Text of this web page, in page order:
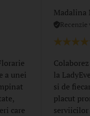
a unei
care
Madalina
la
si de
placut